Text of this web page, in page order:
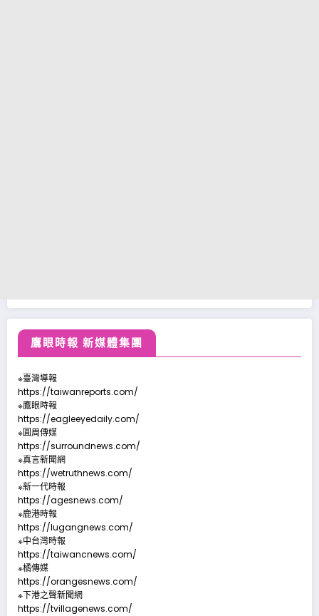
鷹眼時報 新媒體集團
※臺灣導報
https://taiwanreports.com/
※鷹眼時報
https://eagleeyedaily.com/
※圓周傳媒
https://surroundnews.com/
※真言新聞網
https://wetruthnews.com/
※新一代時報
https://agesnews.com/
※鹿港時報
https://lugangnews.com/
※中台灣時報
https://taiwancnews.com/
※橘傳媒
https://orangesnews.com/
※下港之聲新聞網
https://tvillagenews.com/